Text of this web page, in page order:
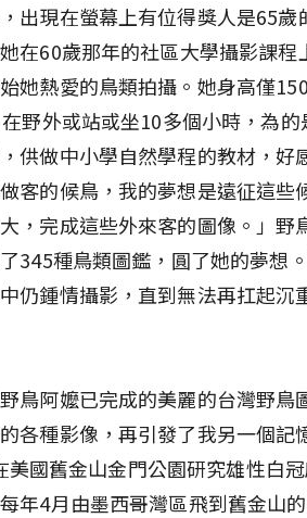
出現在螢幕上有位得獎人是65歲
在60歲那年的社區大學攝影課程
她熱愛的鳥類拍攝。她身高僅
野外或站或坐10多個小時，為的
供做中小學自然學程的教材，好
客的候鳥，我的夢想是遠征這些
，完成這些外來客的圖像。」野
345種鳥類圖鑑，圓了她的夢想
仍鍾情攝影，直到無法再扛起沉
鳥阿嬤已完成的美麗的台灣野鳥
各種影像，再引發了我另一個記
國舊金山金門公園研究雄性白
年4月由墨西哥灣區飛到舊金山